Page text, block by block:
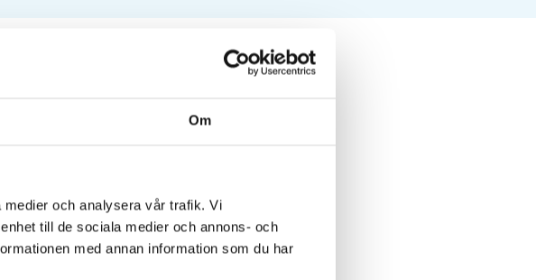
Om
och analysera vår trafik. Vi
till de sociala medier och annons- och
med annan information som du har
nyttjas bara till
dela på resurserna bättre, säger
bakom IVA-rapporten
som kan främja delning av